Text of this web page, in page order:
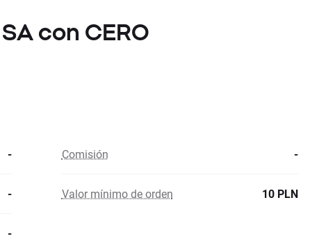
con CERO
- Comisión -
- Valor mínimo de orden 10 PLN
-